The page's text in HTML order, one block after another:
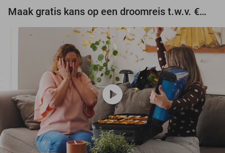
Maak gratis kans op een droomreis t.w.v. €3.000!
play_circle